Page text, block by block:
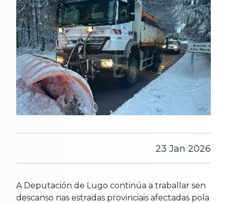
23 Jan 2026
A Deputación de Lugo continúa a traballar sen
descanso nas estradas provinciais afectadas pola